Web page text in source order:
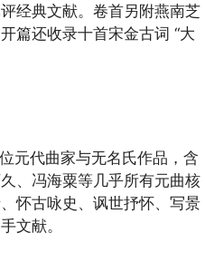
经典文献。卷首另附燕南芝
篇还收录十首宋金古词 “大
元代曲家与无名氏作品，含
、冯海粟等几乎所有元曲核
怀古咏史、讽世抒怀、写景
文献。